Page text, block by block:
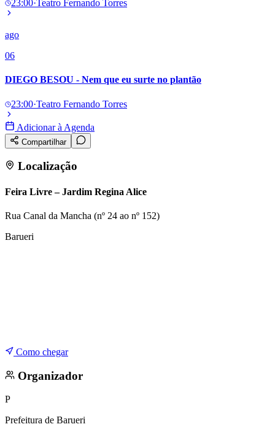
23:00·Teatro Fernando Torres
ago
06
DIEGO BESOU - Nem que eu surte no plantão
23:00·Teatro Fernando Torres
Adicionar à Agenda
Compartilhar
Localização
Feira Livre – Jardim Regina Alice
Rua Canal da Mancha (nº 24 ao nº 152)
Barueri
Como chegar
Organizador
P
Prefeitura de Barueri